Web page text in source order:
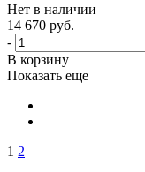
Нет в наличии
14 670 руб.
-
В корзину
Показать еще
1 2